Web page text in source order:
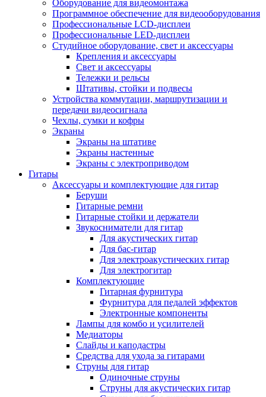
Оборудование для видеомонтажа
Программное обеспечение для видеооборудования
Профессиональные LCD-дисплеи
Профессиональные LED-дисплеи
Студийное оборудование, свет и аксессуары
Крепления и аксессуары
Свет и аксессуары
Тележки и рельсы
Штативы, стойки и подвесы
Устройства коммутации, маршрутизации и
передачи видеосигнала
Чехлы, сумки и кофры
Экраны
Экраны на штативе
Экраны настенные
Экраны с электроприводом
Гитары
Аксессуары и комплектующие для гитар
Беруши
Гитарные ремни
Гитарные стойки и держатели
Звукосниматели для гитар
Для акустических гитар
Для бас-гитар
Для электроакустических гитар
Для электрогитар
Комплектующие
Гитарная фурнитура
Фурнитура для педалей эффектов
Электронные компоненты
Лампы для комбо и усилителей
Медиаторы
Слайды и каподастры
Средства для ухода за гитарами
Струны для гитар
Одиночные струны
Струны для акустических гитар